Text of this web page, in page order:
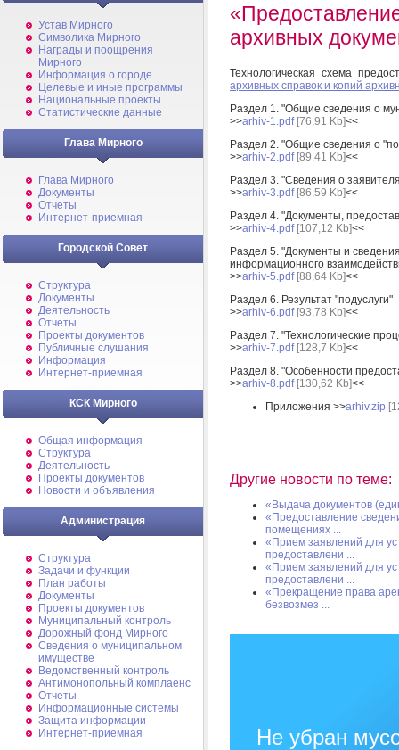
Устав Мирного
Символика Мирного
Награды и поощрения
Мирного
Информация о городе
Целевые и иные программы
Национальные проекты
Статистические данные
Глава Мирного
Глава Мирного
Документы
Отчеты
Интернет-приемная
Городской Совет
Структура
Документы
Деятельность
Отчеты
Проекты документов
Публичные слушания
Информация
Интернет-приемная
КСК Мирного
Общая информация
Структура
Деятельность
Проекты документов
Новости и объявления
Администрация
Структура
Задачи и функции
План работы
Документы
Проекты документов
Муниципальный контроль
Дорожный фонд Мирного
Cведения о муниципальном
имуществе
Ведомственный контроль
Антимонопольный комплаенс
Отчеты
Информационные системы
Защита информации
Интернет-приемная
архивных
Технологическая схема
архивных справок и копий
Раздел 1. "Общие сведения о
>>arhiv-1.pdf[76,91 Kb]<<
Раздел 2. "Общие сведения о
>>arhiv-2.pdf[89,41 Kb]<<
Раздел 3. "Сведения о
>>arhiv-3.pdf[86,59 Kb]<<
Раздел 4. "Документы,
>>arhiv-4.pdf[107,12 Kb]<<
Раздел 5. "Документы и
информационного
>>arhiv-5.pdf[88,64 Kb]<<
Раздел 6. Результат "подуслуги"
>>arhiv-6.pdf[93,78 Kb]<<
Раздел 7. "Технологические
>>arhiv-7.pdf[128,7 Kb]<<
Раздел 8. "Особенности
>>arhiv-8.pdf[130,62 Kb]<<
Приложения >>arhiv.zip
Другие новости по теме:
«Выдача документов
«Предоставление
помещениях ...
«Прием заявлений для
предоставлени ...
«Прием заявлений для
предоставлени ...
«Прекращение права
безвозмез ...
Не убран